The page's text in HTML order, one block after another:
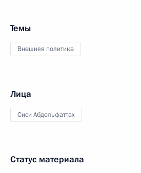
Темы
Внешняя политика
Лица
Сиси Абдельфаттах
Статус материала